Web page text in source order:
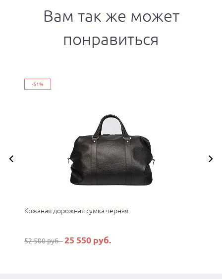
Вам так же может
понравиться
-51%
Кожаная дорожная сумка черная
52 500 руб. 25 550 руб.